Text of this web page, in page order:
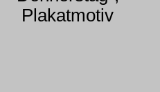
Plakatmotiv